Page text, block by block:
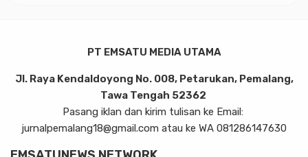
PT EMSATU MEDIA UTAMA
Jl. Raya Kendaldoyong No. 008, Petarukan, Pemalang,
Tawa Tengah 52362
Pasang iklan dan kirim tulisan ke Email:
jurnalpemalang18@gmail.com atau ke WA 081286147630